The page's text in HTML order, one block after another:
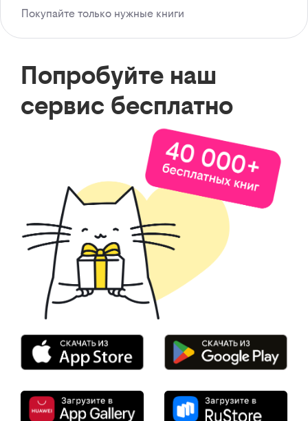
Покупайте только нужные книги
Попробуйте наш
сервис бесплатно